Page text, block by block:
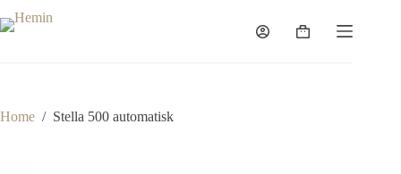
Home / Stella 500 automatisk